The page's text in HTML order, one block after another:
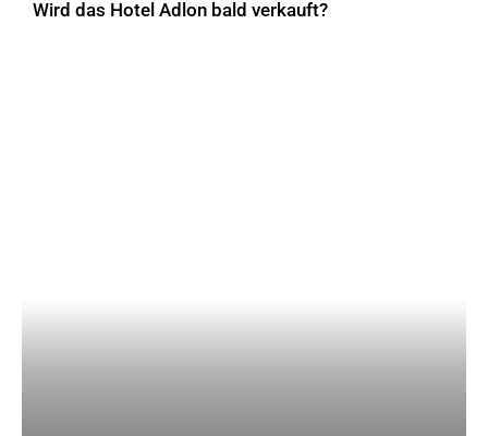
Wird das Hotel Adlon bald verkauft?